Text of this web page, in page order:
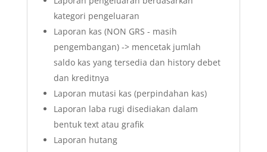
kategori pengeluaran
Laporan kas (NON GRS - masih
pengembangan) -> mencetak jumlah
saldo kas yang tersedia dan history debet
dan kreditnya
Laporan mutasi kas (perpindahan kas)
Laporan laba rugi disediakan dalam
bentuk text atau grafik
Laporan hutang